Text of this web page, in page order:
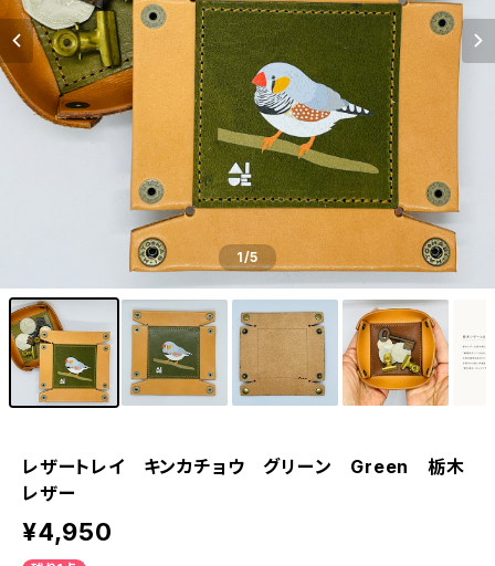
1/5
レザートレイ キンカチョウ グリーン Green 栃木
レザー
¥4,950